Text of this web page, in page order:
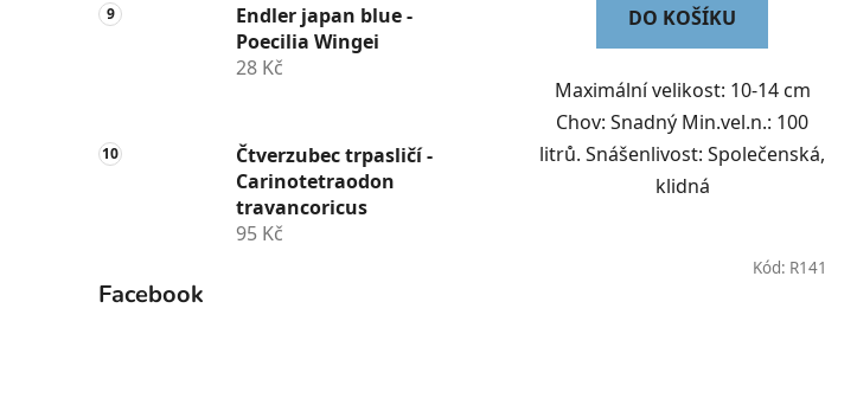
Endler japan blue -
Poecilia Wingei
28 Kč
Čtverzubec trpasličí -
Carinotetraodon
travancoricus
95 Kč
Facebook
DO KOŠÍKU
Maximální velikost: 10-14 cm
Chov: Snadný Min.vel.n.: 100
litrů. Snášenlivost: Společenská,
klidná
Kód: R141